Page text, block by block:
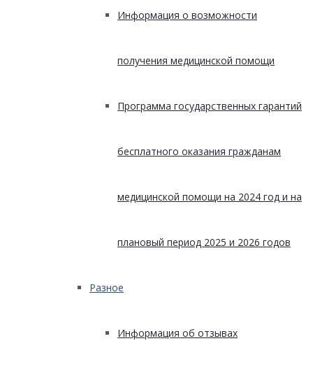
Информация о возможности
получения медицинской помощи
Программа государственных гарантий
бесплатного оказания гражданам
медицинской помощи на 2024 год и на
плановый период 2025 и 2026 годов
Разное
Информация об отзывах